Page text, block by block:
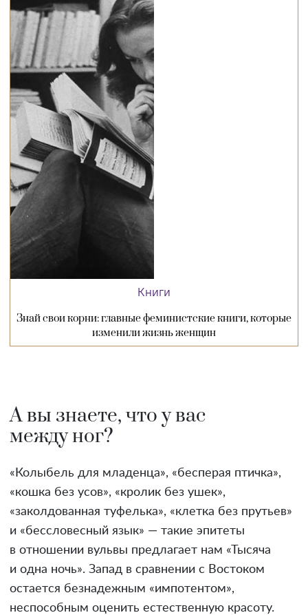
Книги
Знай свои корни: главные феминистские книги, которые
изменили жизнь женщин
А вы знаете, что у вас
между ног?
«Колыбель для младенца», «бесперая птичка»,
«кошка без усов», «кролик без ушек»,
«заколдованная туфелька», «клетка без прутьев»
и «бессловесный язык» — такие эпитеты
в отношении вульвы предлагает нам «Тысяча
и одна ночь». Запад в сравнении с Востоком
остается безнадежным «импотентом»,
неспособным оценить естественную красоту.